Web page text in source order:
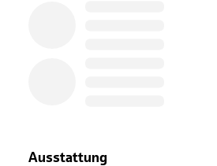
Ausstattung